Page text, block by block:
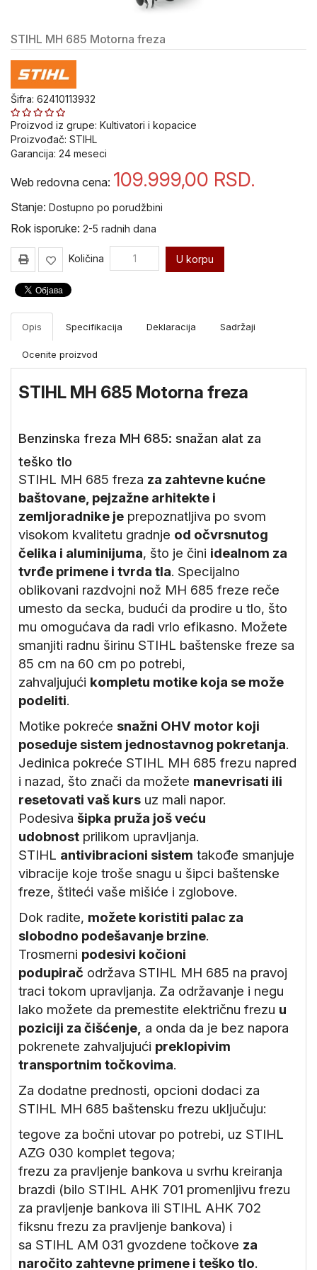
Pribor
Bušenje
i
Sečenje
Pribor za
popravku
Coil
Ureznice
nareznice
VOLKEL
alat
instrumenti
Gradjevinske
oprema
STIHL MH 685 Motorna freza
Šifra: 62410113932
Proizvod iz grupe: Kultivatori i kopacice
Proizvođač: STIHL
Garancija: 24 meseci
Web redovna cena: 109.999,00 RSD.
Stanje: Dostupno po porudžbini
Rok isporuke: 2-5 radnih dana
Količina U korpu
Opis Specifikacija Deklaracija Sadržaji
Ocenite proizvod
STIHL MH 685 Motorna freza
Benzinska freza MH 685: snažan alat za
teško tlo
STIHL MH 685 freza za zahtevne kućne
baštovane, pejzažne arhitekte i
zemljoradnike je prepoznatljiva po svom
visokom kvalitetu gradnje od očvrsnutog
čelika i aluminijuma, što je čini idealnom za
tvrđe primene i tvrda tla. Specijalno
oblikovani razdvojni nož MH 685 freze reče
umesto da secka, budući da prodire u tlo, što
mu omogućava da radi vrlo efikasno. Možete
smanjiti radnu širinu STIHL baštenske freze sa
85 cm na 60 cm po potrebi,
zahvaljujući kompletu motike koja se može
podeliti.
Motike pokreće snažni OHV motor koji
poseduje sistem jednostavnog pokretanja.
Jedinica pokreće STIHL MH 685 frezu napred
i nazad, što znači da možete manevrisati ili
resetovati vaš kurs uz mali napor.
Podesiva šipka pruža još veću
udobnost prilikom upravljanja.
STIHL antivibracioni sistem takođe smanjuje
vibracije koje troše snagu u šipci baštenske
freze, štiteći vaše mišiće i zglobove.
Dok radite, možete koristiti palac za
slobodno podešavanje brzine.
Trosmerni podesivi kočioni
podupirač održava STIHL MH 685 na pravoj
traci tokom upravljanja. Za održavanje i negu
lako možete da premestite električnu frezu u
poziciji za čišćenje, a onda da je bez napora
pokrenete zahvaljujući preklopivim
transportnim točkovima.
Za dodatne prednosti, opcioni dodaci za
STIHL MH 685 baštensku frezu uključuju:
tegove za bočni utovar po potrebi, uz STIHL
AZG 030 komplet tegova;
frezu za pravljenje bankova u svrhu kreiranja
brazdi (bilo STIHL AHK 701 promenljivu frezu
za pravljenje bankova ili STIHL AHK 702
fiksnu frezu za pravljenje bankova) i
sa STIHL AM 031 gvozdene točkove za
naročito zahtevne primene i teško tlo.